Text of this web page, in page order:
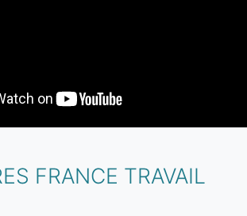
FRANCE TRAVAIL